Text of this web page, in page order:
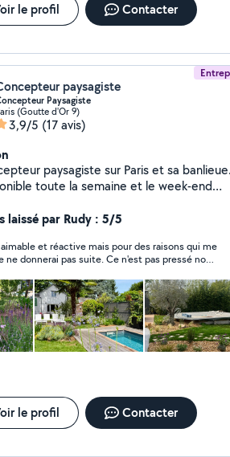
le profil Contacter
paysagiste
Paysagiste
(Goutte d'Or 9)
3,9/5 (17 avis)
paysagiste sur Paris et sa banlieue.
toute la semaine et le week-end
vos projets de créations (Devis avec ou
palette végétale, et un moodboard).
dans la reconnaissance de végétaux.
sont très souvent basées sur le
toutes ces formes (voir mes créations
paysagers
les jardins, les terrasses, les balcons
et les rooftops. Je réalise des
des pergolas, des bacs potagers,
avec une palette végétal adaptés à votre
lieu mélangé à vos envies. Nolan Instagram : nolan.rbc
laissé par Rudy : 5/5
et réactive mais pour des raisons qui me
ne donnerai pas suite. Ce n'est pas pressé nous
pour cet échange courtois !
le profil Contacter